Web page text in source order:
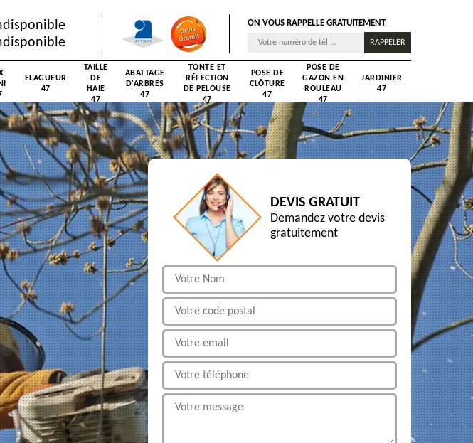
ON VOUS RAPPELLE GRATUITEMENT
ELAGUEUR
47
TAILLE
DE
HAIE
47
ABATTAGE
D'ARBRES
47
TONTE ET
RÉFECTION
DE PELOUSE
47
POSE DE
CLÔTURE
47
POSE DE
GAZON EN
ROULEAU
47
JARDINIER
47
DEVIS GRATUIT
Demandez votre devis
gratuitement